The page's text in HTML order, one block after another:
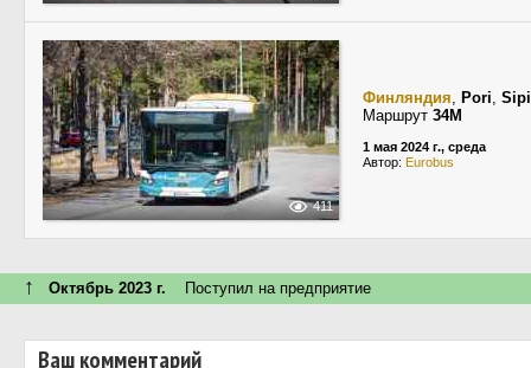
411
Финляндия, Pori,
Маршрут 34M
1 мая 2024 г., среда
Автор: Eurobus
↑ Октябрь 2023 г. Поступил на предприятие
Ваш комментарий